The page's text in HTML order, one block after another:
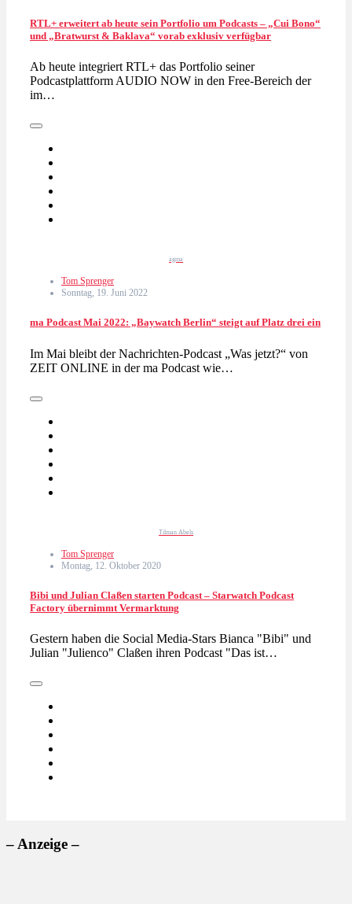
RTL+ erweitert ab heute sein Portfolio um Podcasts – „Cui Bono“
und „Bratwurst & Baklava“ vorab exklusiv verfügbar
Ab heute integriert RTL+ das Portfolio seiner
Podcastplattform AUDIO NOW in den Free-Bereich der
im…
agma
Tom Sprenger
Sonntag, 19. Juni 2022
ma Podcast Mai 2022: „Baywatch Berlin“ steigt auf Platz drei ein
Im Mai bleibt der Nachrichten-Podcast „Was jetzt?“ von
ZEIT ONLINE in der ma Podcast wie…
Tilman Abels
Tom Sprenger
Montag, 12. Oktober 2020
Bibi und Julian Claßen starten Podcast – Starwatch Podcast
Factory übernimmt Vermarktung
Gestern haben die Social Media-Stars Bianca "Bibi" und
Julian "Julienco" Claßen ihren Podcast "Das ist…
– Anzeige –